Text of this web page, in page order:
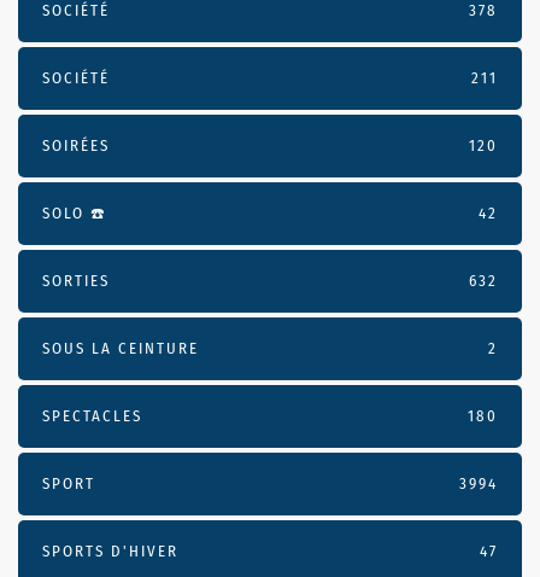
SOCIÉTÉ 378
SOCIÉTÉ 211
SOIRÉES 120
SOLO ☎️ 42
SORTIES 632
SOUS LA CEINTURE 2
SPECTACLES 180
SPORT 3994
SPORTS D'HIVER 47